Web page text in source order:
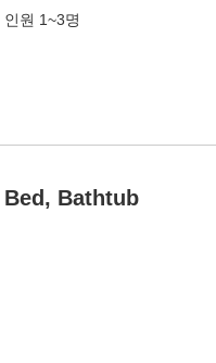
원 1~3명
Bathtub